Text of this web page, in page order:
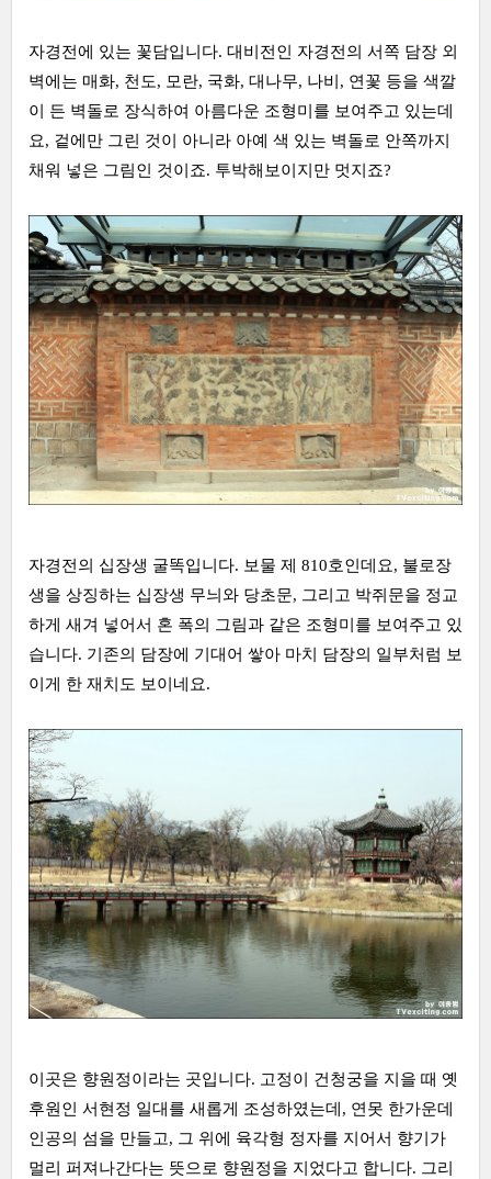
자경전에 있는 꽃담입니다. 대비전인 자경전의 서쪽 담장 외
벽에는 매화, 천도, 모란, 국화, 대나무, 나비, 연꽃 등을 색깔
이 든 벽돌로 장식하여 아름다운 조형미를 보여주고 있는데
요, 겉에만 그린 것이 아니라 아예 색 있는 벽돌로 안쪽까지
채워 넣은 그림인 것이죠. 투박해보이지만 멋지죠?
자경전의 십장생 굴똑입니다. 보물 제 810호인데요, 불로장
생을 상징하는 십장생 무늬와 당초문, 그리고 박쥐문을 정교
하게 새겨 넣어서 혼 폭의 그림과 같은 조형미를 보여주고 있
습니다. 기존의 담장에 기대어 쌓아 마치 담장의 일부처럼 보
이게 한 재치도 보이네요.
이곳은 향원정이라는 곳입니다. 고정이 건청궁을 지을 때 옛
후원인 서현정 일대를 새롭게 조성하였는데, 연못 한가운데
인공의 섬을 만들고, 그 위에 육각형 정자를 지어서 향기가
멀리 퍼져나간다는 뜻으로 향원정을 지었다고 합니다. 그리